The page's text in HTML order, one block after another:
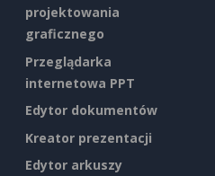
projektowania
graficznego
Przeglądarka
internetowa PPT
Edytor dokumentów
Kreator prezentacji
Edytor arkuszy